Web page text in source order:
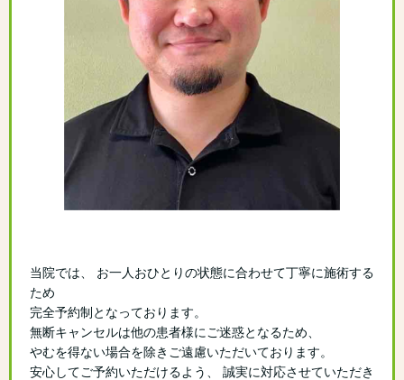
当院では、 お一人おひとりの状態に合わせて丁寧に施術する
ため
完全予約制となっております。
無断キャンセルは他の患者様にご迷惑となるため、
やむを得ない場合を除きご遠慮いただいております。
安心してご予約いただけるよう、 誠実に対応させていただき